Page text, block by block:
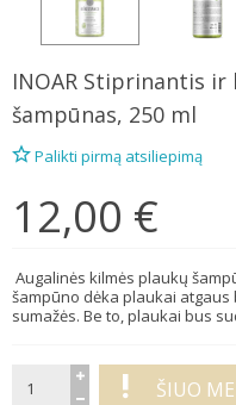
INOAR Stiprinantis ir
šampūnas, 250 ml
Palikti pirmą atsiliepimą
12,00 €
Augalinės kilmės plaukų
šampūno dėka plaukai atgaus
sumažės. Be to, plaukai bus
ŠIUO